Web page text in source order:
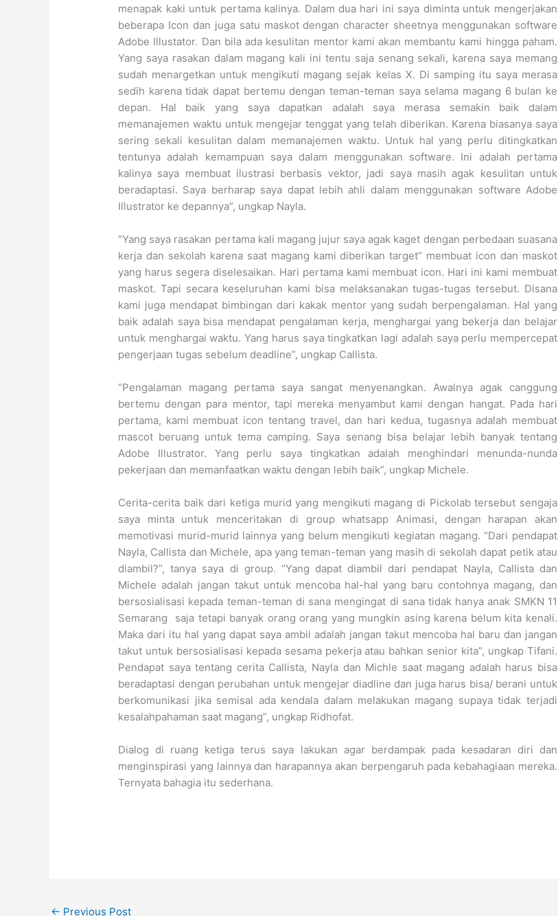
menapak kaki untuk pertama kalinya. Dalam dua hari ini saya diminta untuk mengerjakan
beberapa Icon dan juga satu maskot dengan character sheetnya menggunakan software
Adobe Illustator. Dan bila ada kesulitan mentor kami akan membantu kami hingga paham.
Yang saya rasakan dalam magang kali ini tentu saja senang sekali, karena saya memang
sudah menargetkan untuk mengikuti magang sejak kelas X. Di samping itu saya merasa
sedih karena tidak dapat bertemu dengan teman-teman saya selama magang 6 bulan ke
depan. Hal baik yang saya dapatkan adalah saya merasa semakin baik dalam
memanajemen waktu untuk mengejar tenggat yang telah diberikan. Karena biasanya saya
sering sekali kesulitan dalam memanajemen waktu. Untuk hal yang perlu ditingkatkan
tentunya adalah kemampuan saya dalam menggunakan software. Ini adalah pertama
kalinya saya membuat ilustrasi berbasis vektor, jadi saya masih agak kesulitan untuk
beradaptasi. Saya berharap saya dapat lebih ahli dalam menggunakan software Adobe
Illustrator ke depannya”, ungkap Nayla.
“Yang saya rasakan pertama kali magang jujur saya agak kaget dengan perbedaan suasana
kerja dan sekolah karena saat magang kami diberikan target” membuat icon dan maskot
yang harus segera diselesaikan. Hari pertama kami membuat icon. Hari ini kami membuat
maskot. Tapi secara keseluruhan kami bisa melaksanakan tugas-tugas tersebut. Disana
kami juga mendapat bimbingan dari kakak mentor yang sudah berpengalaman. Hal yang
baik adalah saya bisa mendapat pengalaman kerja, menghargai yang bekerja dan belajar
untuk menghargai waktu. Yang harus saya tingkatkan lagi adalah saya perlu mempercepat
pengerjaan tugas sebelum deadline”, ungkap Callista.
“Pengalaman magang pertama saya sangat menyenangkan. Awalnya agak canggung
bertemu dengan para mentor, tapi mereka menyambut kami dengan hangat. Pada hari
pertama, kami membuat icon tentang travel, dan hari kedua, tugasnya adalah membuat
mascot beruang untuk tema camping. Saya senang bisa belajar lebih banyak tentang
Adobe Illustrator. Yang perlu saya tingkatkan adalah menghindari menunda-nunda
pekerjaan dan memanfaatkan waktu dengan lebih baik”, ungkap Michele.
Cerita-cerita baik dari ketiga murid yang mengikuti magang di Pickolab tersebut sengaja
saya minta untuk menceritakan di group whatsapp Animasi, dengan harapan akan
memotivasi murid-murid lainnya yang belum mengikuti kegiatan magang. “Dari pendapat
Nayla, Callista dan Michele, apa yang teman-teman yang masih di sekolah dapat petik atau
diambil?”, tanya saya di group. “Yang dapat diambil dari pendapat Nayla, Callista dan
Michele adalah jangan takut untuk mencoba hal-hal yang baru contohnya magang, dan
bersosialisasi kepada teman-teman di sana mengingat di sana tidak hanya anak SMKN 11
Semarang saja tetapi banyak orang orang yang mungkin asing karena belum kita kenali.
Maka dari itu hal yang dapat saya ambil adalah jangan takut mencoba hal baru dan jangan
takut untuk bersosialisasi kepada sesama pekerja atau bahkan senior kita”, ungkap Tifani.
Pendapat saya tentang cerita Callista, Nayla dan Michle saat magang adalah harus bisa
beradaptasi dengan perubahan untuk mengejar diadline dan juga harus bisa/ berani untuk
berkomunikasi jika semisal ada kendala dalam melakukan magang supaya tidak terjadi
kesalahpahaman saat magang”, ungkap Ridhofat.
Dialog di ruang ketiga terus saya lakukan agar berdampak pada kesadaran diri dan
menginspirasi yang lainnya dan harapannya akan berpengaruh pada kebahagiaan mereka.
Ternyata bahagia itu sederhana.
← Previous Post